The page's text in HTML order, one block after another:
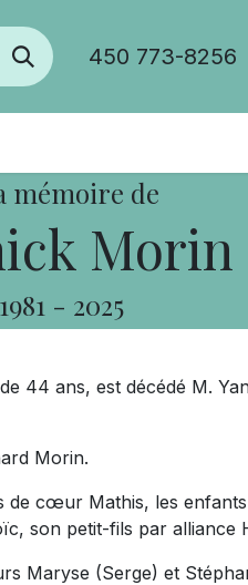
450 773-8256
mémoire de
Morin
1981 - 2025
44 ans, est décédé M.
Morin.
de cœur Mathis, les
son petit-fils par alliance
Maryse (Serge) et